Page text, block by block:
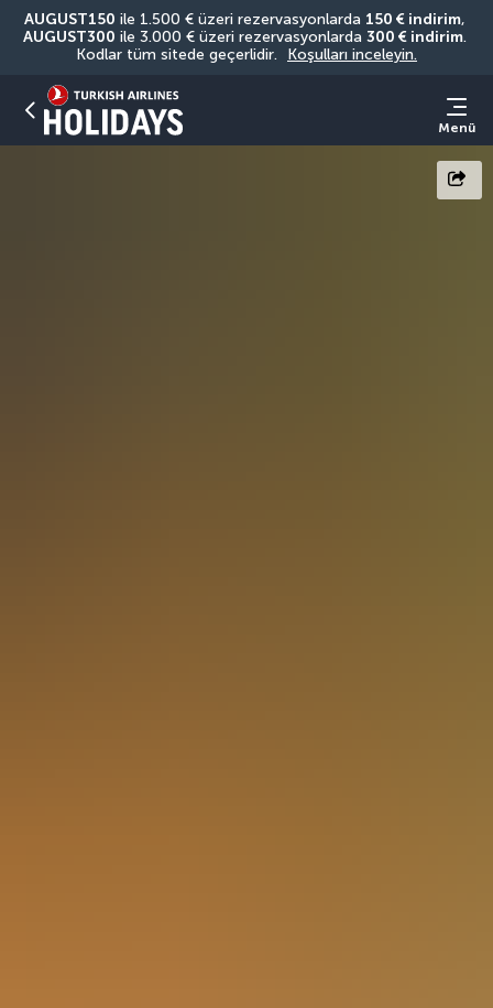
AUGUST150 ile 1.500 € üzeri rezervasyonlarda 150 € indirim
AUGUST300 ile 3.000 € üzeri rezervasyonlarda 300 € indirim.
Kodlar tüm sitede geçerlidir.
Koşulları inceleyin.
Menü